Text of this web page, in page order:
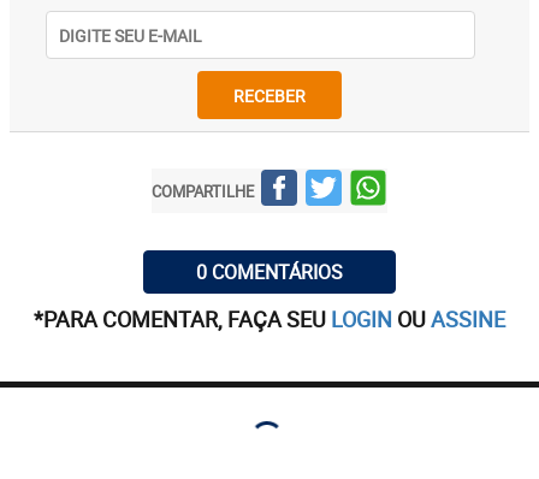
RECEBER
COMPARTILHE
0 COMENTÁRIOS
*PARA COMENTAR, FAÇA SEU LOGIN OUASSINE